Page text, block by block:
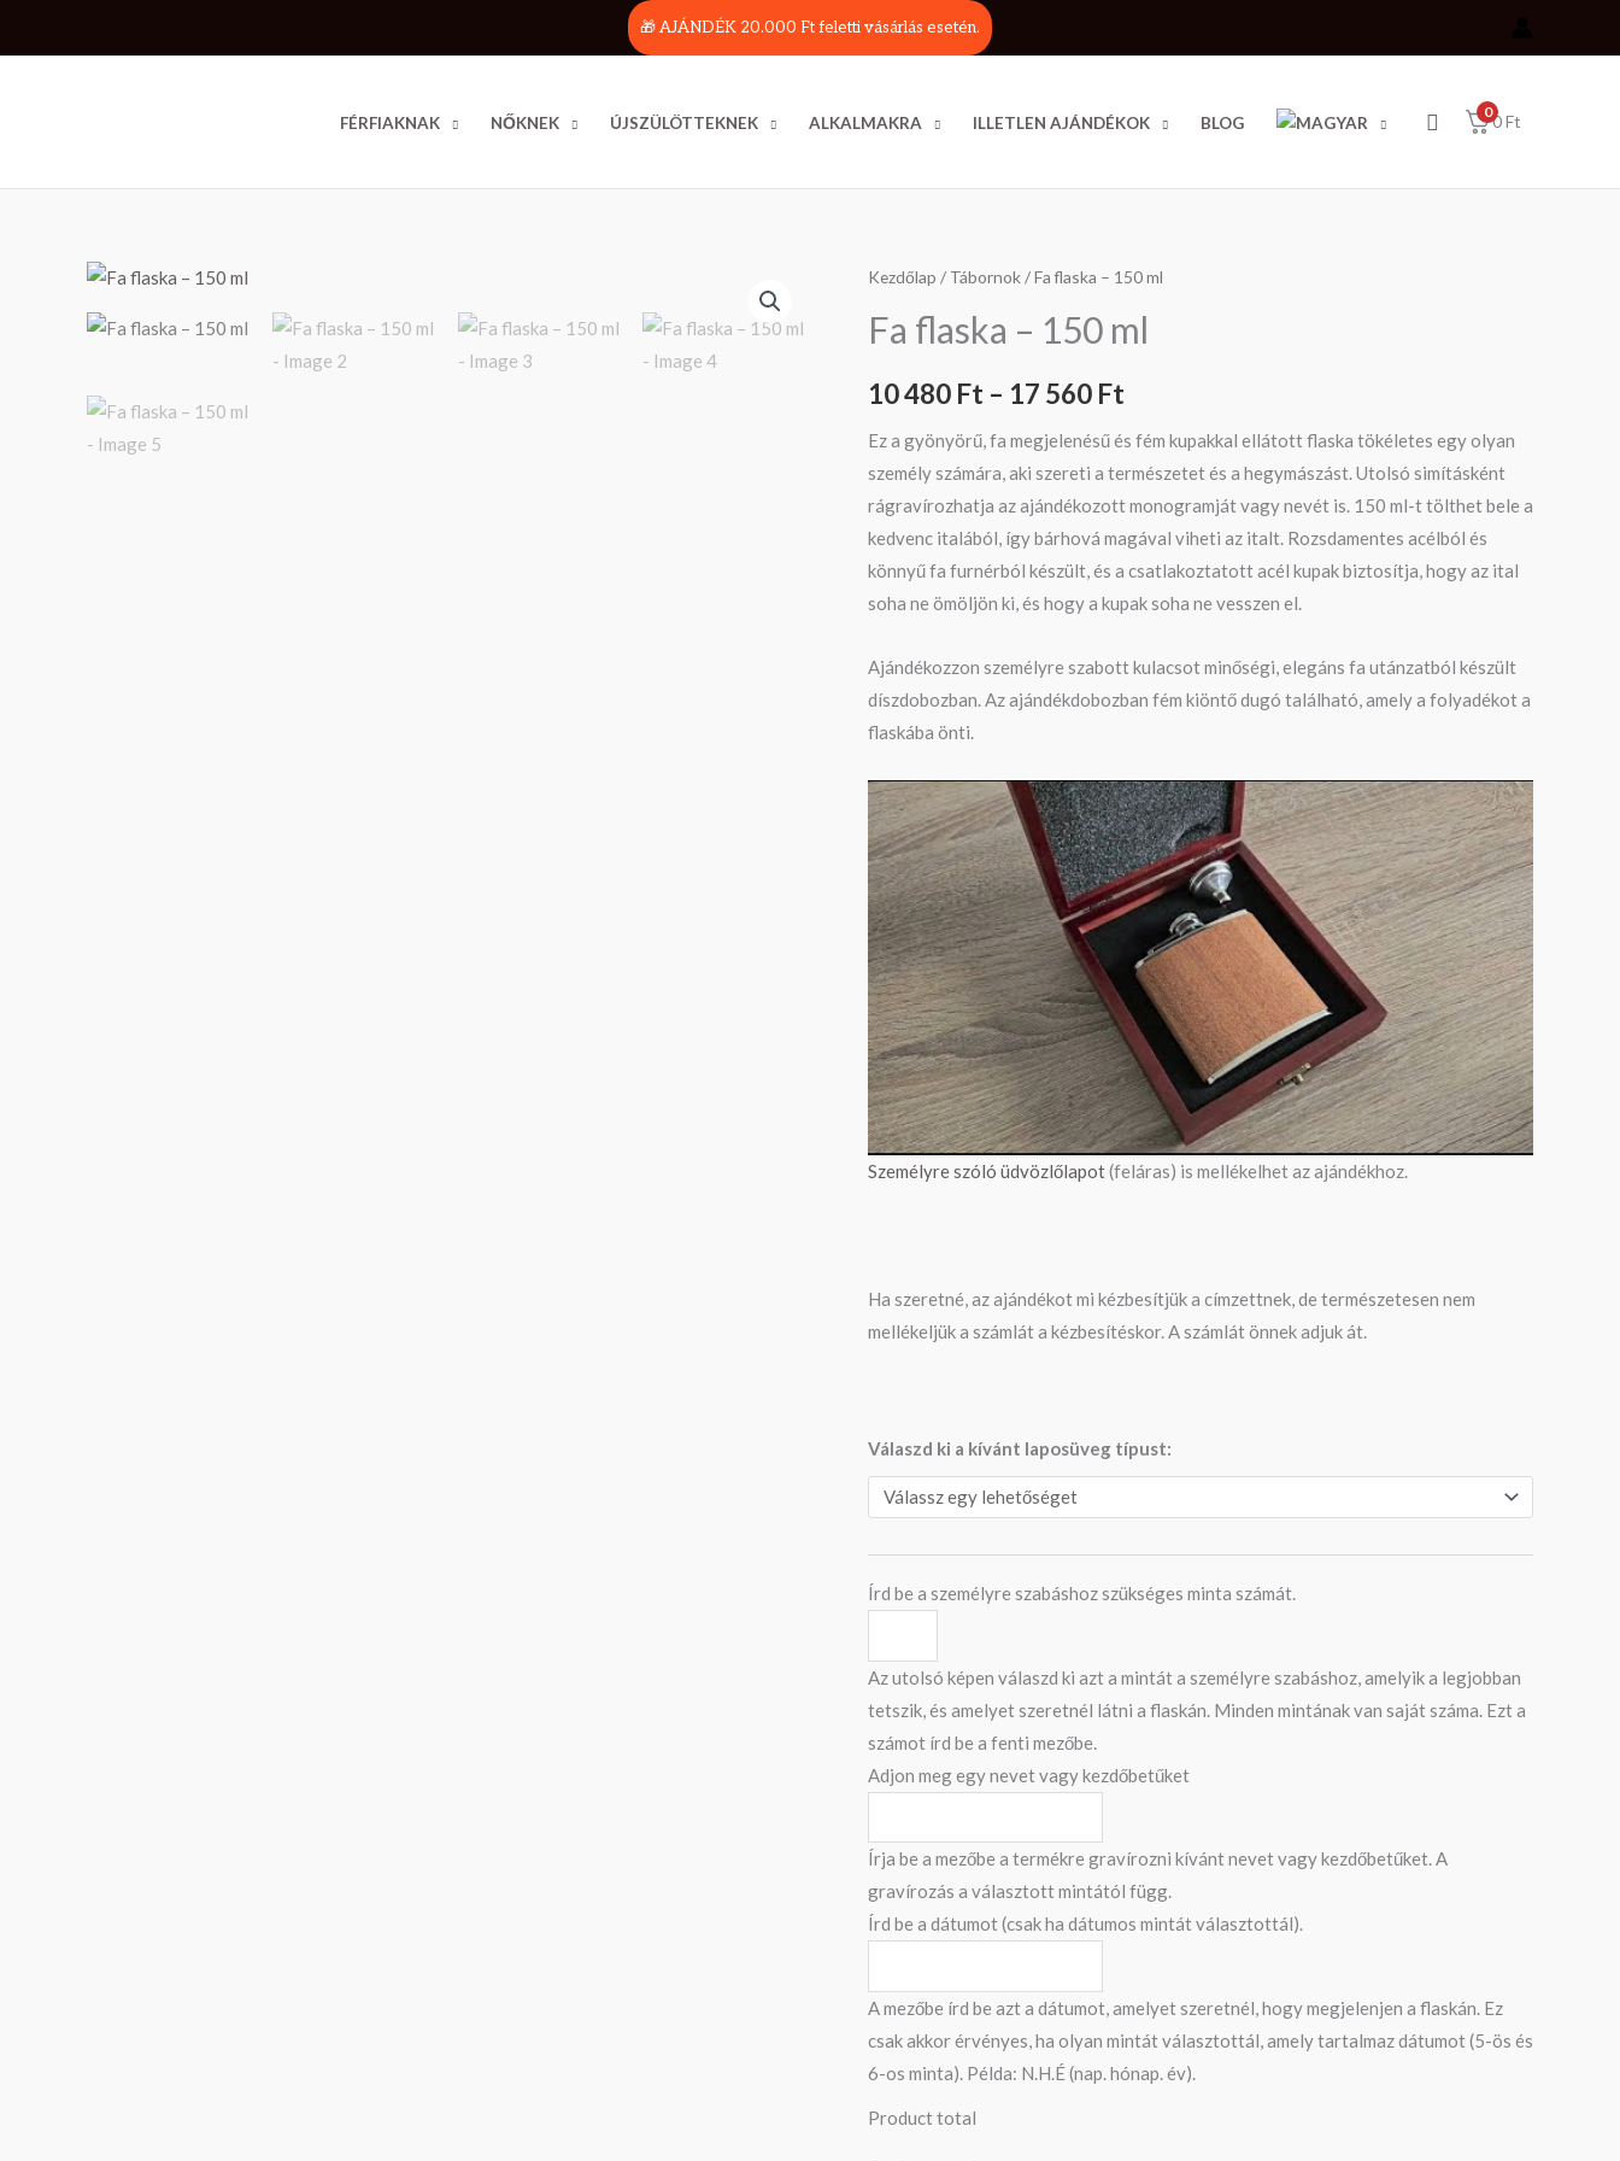
🎁 AJÁNDÉK 20.000 Ft feletti vásárlás esetén.
FÉRFIAKNAK NŐKNEK ÚJSZÜLÖTTEKNEK ALKALMAKRA ILLETLEN AJÁNDÉKOK BLOG Search00Ft
Kezdőlap / Tábornok/ Fa flaska – 150 ml
Fa flaska – 150 ml
10 480 Ft – 17 560 Ft
Ártartomány:
10
-
17
560 Ft
Ez a gyönyörű, fa megjelenésű és fém kupakkal ellátott flaska tökéletes egy olyan
személy számára, aki szereti a természetet és a hegymászást. Utolsó simításként
rágravírozhatja az ajándékozott monogramját vagy nevét is. 150 ml-t tölthet bele a
kedvenc italából, így bárhová magával viheti az italt. Rozsdamentes acélból és
könnyű fa furnérból készült, és a csatlakoztatott acél kupak biztosítja, hogy az ital
soha ne ömöljön ki, és hogy a kupak soha ne vesszen el.
Ajándékozzon személyre szabott kulacsot minőségi, elegáns fa utánzatból készült
díszdobozban. Az ajándékdobozban fém kiöntő dugó található, amely a folyadékot a
flaskába önti.
Személyre szóló üdvözlőlapot(feláras) is mellékelhet az ajándékhoz.
Ha szeretné, az ajándékot mi kézbesítjük a címzettnek, de természetesen nem
mellékeljük a számlát a kézbesítéskor. A számlát önnek adjuk át.
Válaszd ki a kívánt laposüveg típust:
Írd be a személyre szabáshoz szükséges minta számát.
Az utolsó képen válaszd ki azt a mintát a személyre szabáshoz, amelyik a legjobban
tetszik, és amelyet szeretnél látni a flaskán. Minden mintának van saját száma. Ezt a
számot írd be a fenti mezőbe.
Adjon meg egy nevet vagy kezdőbetűket
Írja be a mezőbe a termékre gravírozni kívánt nevet vagy kezdőbetűket. A
gravírozás a választott mintától függ.
Írd be a dátumot (csak ha dátumos mintát választottál).
A mezőbe írd be azt a dátumot, amelyet szeretnél, hogy megjelenjen a flaskán. Ez
csak akkor érvényes, ha olyan mintát választottál, amely tartalmaz dátumot (5-ös és
6-os minta). Példa: N.H.É (nap. hónap. év).
Product total
Fa
–
ml
mennyiség